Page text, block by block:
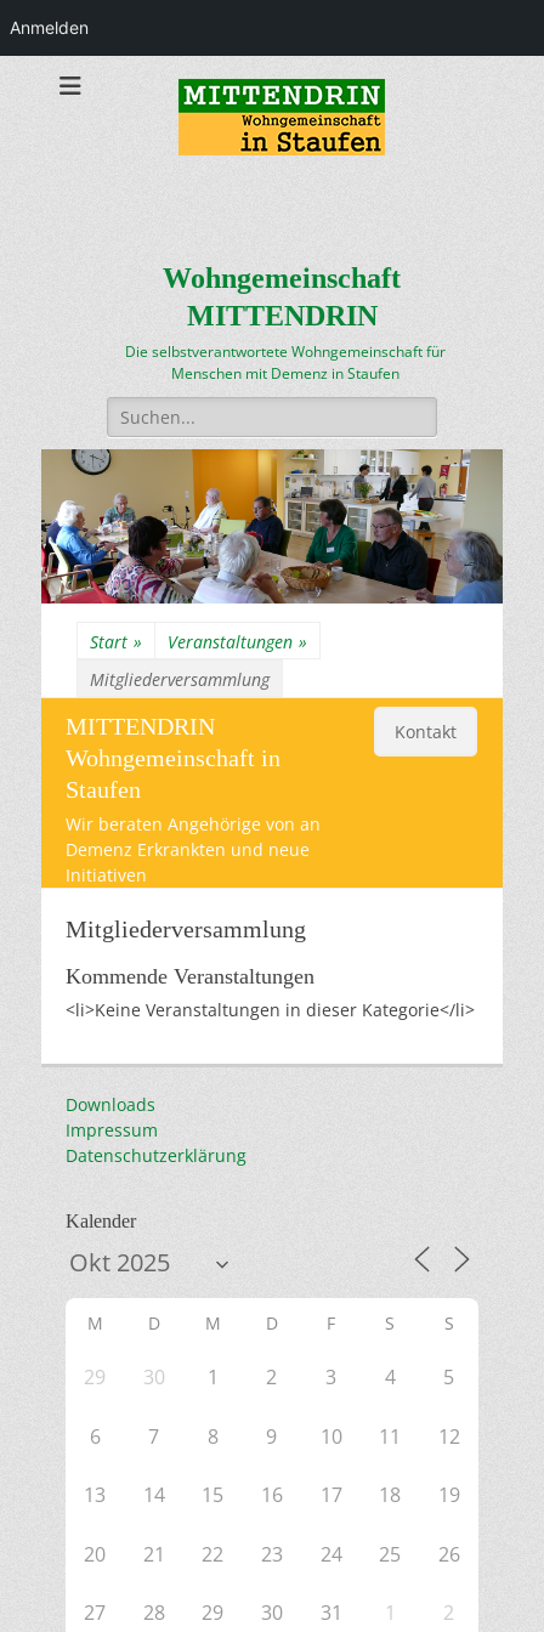
Anmelden
Wohngemeinschaft
MITTENDRIN
Die selbstverantwortete Wohngemeinschaft für
Menschen mit Demenz in Staufen
Suchen
nach:
Start » Veranstaltungen »
Mitgliederversammlung
MITTENDRIN
Wohngemeinschaft in
Staufen
Wir beraten Angehörige von an
Demenz Erkrankten und neue
Initiativen
Kontakt
Mitgliederversammlung
Kommende Veranstaltungen
<li>Keine Veranstaltungen in dieser Kategorie</li>
Downloads
Impressum
Datenschutzerklärung
Kalender
M D M D F S S
29 30 1 2 3 4 5
6 7 8 9 10 11 12
13 14 15 16 17 18 19
20 21 22 23 24 25 26
27 28 29 30 31 1 2